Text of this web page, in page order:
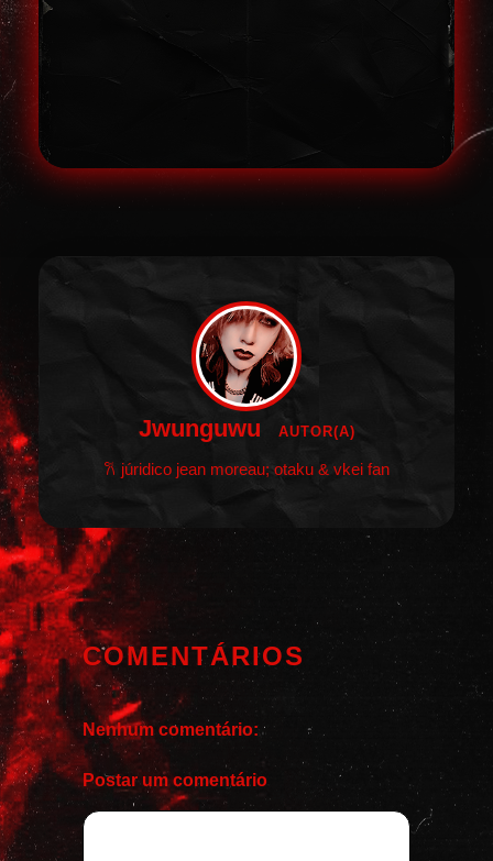
Jwunguwu AUTOR(A)
𐙚 júridico jean moreau; otaku & vkei fan
COMENTÁRIOS
Nenhum comentário:
Postar um comentário